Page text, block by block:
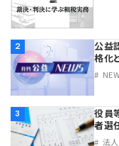
2
公益
格化
3
役員
者選
法